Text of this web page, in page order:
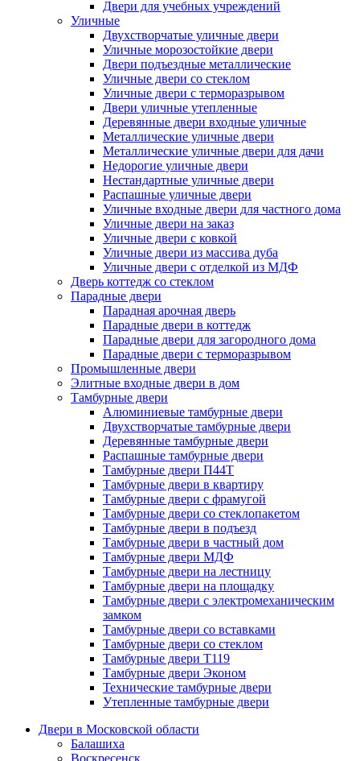
Двери для учебных учреждений
Уличные
Двухстворчатые уличные двери
Уличные морозостойкие двери
Двери подъездные металлические
Уличные двери со стеклом
Уличные двери с терморазрывом
Двери уличные утепленные
Деревянные двери входные уличные
Металлические уличные двери
Металлические уличные двери для дачи
Недорогие уличные двери
Нестандартные уличные двери
Распашные уличные двери
Уличные входные двери для частного дома
Уличные двери на заказ
Уличные двери с ковкой
Уличные двери из массива дуба
Уличные двери с отделкой из МДФ
Дверь коттедж со стеклом
Парадные двери
Парадная арочная дверь
Парадные двери в коттедж
Парадные двери для загородного дома
Парадные двери с терморазрывом
Промышленные двери
Элитные входные двери в дом
Тамбурные двери
Алюминиевые тамбурные двери
Двухстворчатые тамбурные двери
Деревянные тамбурные двери
Распашные тамбурные двери
Тамбурные двери П44Т
Тамбурные двери в квартиру
Тамбурные двери с фрамугой
Тамбурные двери со стеклопакетом
Тамбурные двери в подъезд
Тамбурные двери в частный дом
Тамбурные двери МДФ
Тамбурные двери на лестницу
Тамбурные двери на площадку
Тамбурные двери с электромеханическим
замком
Тамбурные двери со вставками
Тамбурные двери со стеклом
Тамбурные двери Т119
Тамбурные двери Эконом
Технические тамбурные двери
Утепленные тамбурные двери
Двери в Московской области
Балашиха
Воскресенск